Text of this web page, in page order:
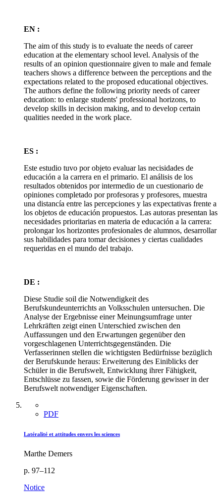
EN :
The aim of this study is to evaluate the needs of career
education at the elementary school level. Analysis of the
results of an opinion questionnaire given to male and female
teachers shows a difference between the perceptions and the
expectations related to the proposed educational objectives.
The authors define the following priority needs of career
education: to enlarge students' professional horizons, to
develop skills in decision making, and to develop certain
qualities needed in the work place.
ES :
Este estudio tuvo por objeto evaluar las necisidades de
educación a la carrera en el primario. El análisis de los
resultados obtenidos por intermedio de un cuestionario de
opiniones completado por profesoras y profesores, muestra
una distancía entre las percepciones y las expectativas frente a
los objetos de educación propuestos. Las autoras presentan las
necesidades prioritarias en materia de educación a la carrera:
prolongar los horizontes profesionales de alumnos, desarrollar
sus habilidades para tomar decisiones y ciertas cualidades
requeridas en el mundo del trabajo.
DE :
Diese Studie soil die Notwendigkeit des
Berufskundeunterrichts an Volksschulen untersuchen. Die
Analyse der Ergebnisse einer Meinungsumfrage unter
Lehrkräften zeigt einen Unterschied zwischen den
Auffassungen und den Erwartungen gegenüber den
vorgeschlagenen Unterrichtsgegenständen. Die
Verfasserinnen stellen die wichtigsten Bedürfnisse bezüglich
der Berufskunde heraus: Erweiterung des Einiblicks der
Schüler in die Berufswelt, Entwicklung ihrer Fähigkeit,
Entschlüsse zu fassen, sowie die Förderung gewisser in der
Berufswelt notwendiger Eigenschaften.
PDF
Latéralité et attitudes envers les sciences
Marthe Demers
p. 97–112
Notice